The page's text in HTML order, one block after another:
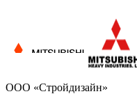
ООО «Стройдизайн»